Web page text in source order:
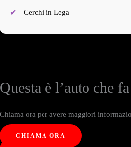
Cerchi in Lega
Questa è l’auto che
Chiama ora per avere maggiori
CHIAMA ORA